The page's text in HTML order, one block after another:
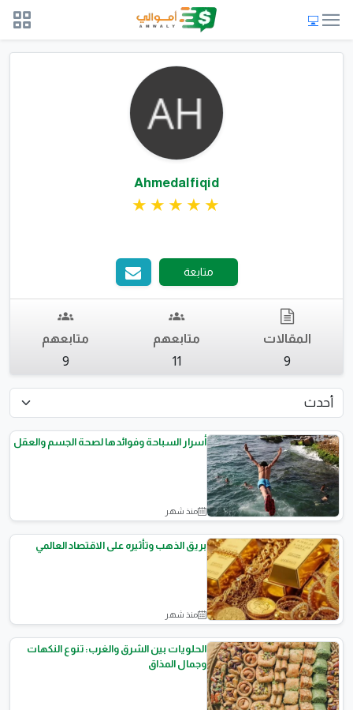
Ahmedalfiqid
متابعة
المقالات
9
متابعهم
11
متابعهم
9
نصائح وثقافة
أسرار السباحة وفوائدها لصحة الجسم والعقل
منذ شهر
الأحجار الكريمة
بريق الذهب وتأثيره على الاقتصاد العالمي
منذ شهر
الحلويات بين الشرق والغرب: تنوع النكهات
وجمال المذاق